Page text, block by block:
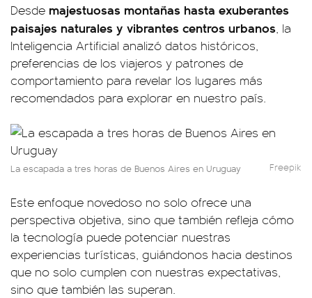
Desde majestuosas montañas hasta exuberantes
paisajes naturales y vibrantes centros urbanos, la
Inteligencia Artificial analizó datos históricos,
preferencias de los viajeros y patrones de
comportamiento para revelar los lugares más
recomendados para explorar en nuestro país.
La escapada a tres horas de Buenos Aires en Uruguay Freepik
Este enfoque novedoso no solo ofrece una
perspectiva objetiva, sino que también refleja cómo
la tecnología puede potenciar nuestras
experiencias turísticas, guiándonos hacia destinos
que no solo cumplen con nuestras expectativas,
sino que también las superan.